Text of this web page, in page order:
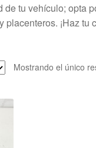
tu vehículo; opta
¡Haz
Mostrando el único